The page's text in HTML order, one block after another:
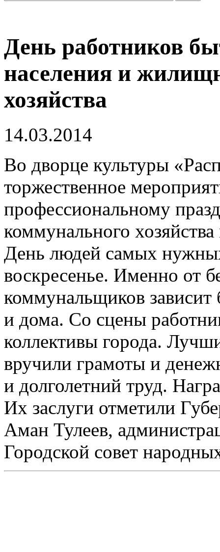
День работников
населения и
хозяйства
14.03.2014
Во дворце культуры
торжественное
профессиональному
коммунального
День людей самых
воскресенье. Именно от
коммунальщиков зависит
и дома. Со сцены
коллективы города.
вручили грамоты и
и долголетний труд.
Их заслуги отметили
Аман Тулеев,
Городской совет